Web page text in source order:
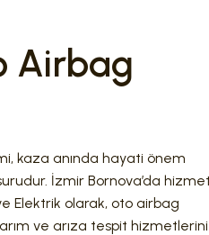
Airbag
kaza anında hayati önem
İzmir Bornova’da
Elektrik olarak, oto airbag
ve arıza tespit hizmetlerini